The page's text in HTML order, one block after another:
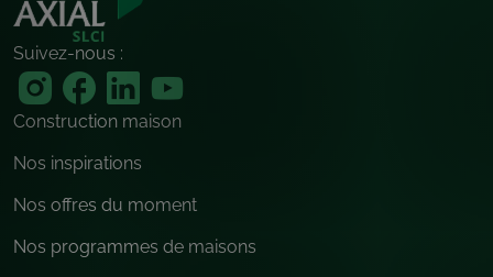
Suivez-nous :
Construction maison
Nos inspirations
Nos offres du moment
Nos programmes de maisons